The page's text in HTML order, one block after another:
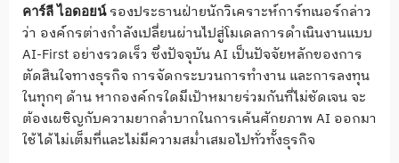
คาร์ลี ไอดอยน์รองประธานฝ่ายนักวิเคราะห์การ์ทเนอร์กล่าว
ว่า องค์กรต่างกำลังเปลี่ยนผ่านไปสู่โมเดลการดำเนินงานแบบ
AI-First อย่างรวดเร็ว ซึ่งปัจจุบัน AI เป็นปัจจัยหลักของการ
ตัดสินใจทางธุรกิจ การจัดกระบวนการทำงาน และการลงทุน
ในทุกๆ ด้าน หากองค์กรใดมีเป้าหมายร่วมกันที่ไม่ชัดเจน จะ
ต้องเผชิญกับความยากลำบากในการเค้นศักยภาพ AI ออกมา
ใช้ได้ไม่เต็มที่และไม่มีความสม่ำเสมอไปทั่วทั้งธุรกิจ